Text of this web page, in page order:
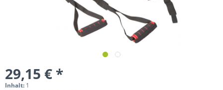
29,15 € *
Inhalt: 1